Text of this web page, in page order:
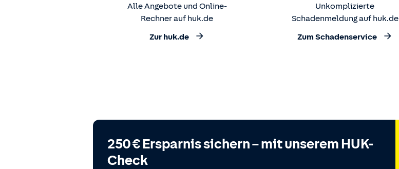
Alle Angebote und Online-
Rechner auf huk.de
Zur huk.de
Unkomplizierte
Schadenmeldung auf huk.de
Zum Schadenservice
250 € Ersparnis sichern – mit unserem HUK-
Check